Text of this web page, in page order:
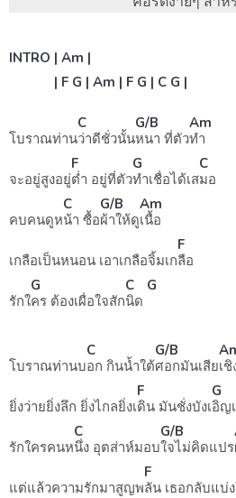
INTRO | Am |
| F G | Am | F G | C G |
โบราณท่าน
C
ว่าดีชั่วนั้น
G/B
หนา ที่ตัว
Am
ทำ
จะอยู่สูงอยู่
F
ต่ำ อยู่ที่ตัว
G
ทำเชื่อได้เส
C
มอ
คบคนดูห
C
น้า ซื้อ
G/B
ผ้าให้ดู
Am
เนื้อ
เกลือเป็นหนอน เอาเกลือจิ้มเก
F
ลือ
รักใ
G
คร ต้องเผื่อใจสัก
C
นิด
G
โบราณท่านบ
C
อก กินน้ำใต้
G/B
ศอกมันเสียเชิ
ยิ่งว่ายยิ่งลึก ยิ่งไกลยิ่งเ
F
ดิน มันชั่งบังเ
G
อิญ
รักใครคนห
C
นึ่ง อุตส่าห์มอบ
G/B
ใจไม่คิดแปร
แต่แล้วความรักมาสูญพ
F
ลัน เธอกลับแบ่